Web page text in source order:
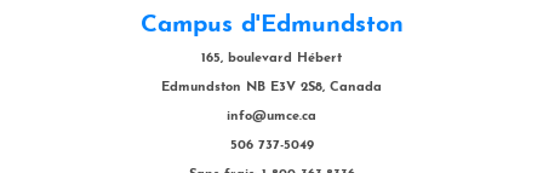
Campus d'Edmundston
165, boulevard Hébert
Edmundston NB E3V 2S8, Canada
info@umce.ca
506 737-5049